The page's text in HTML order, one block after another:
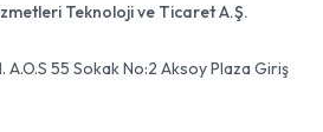
Teknoloji ve Ticaret A.Ş.
A.O.S 55 Sokak No:2 Aksoy Plaza Giriş